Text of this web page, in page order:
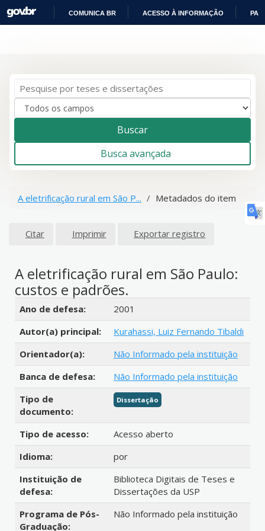
COMUNICA BR ACESSO À INFORMAÇÃO
Buscar
Busca avançada
A eletrificação rural em São P... Metadados do item
Citar Imprimir Exportar registro
A eletrificação rural em São Paulo:
custos e padrões.
Detalhes bibliográficos
Ano de defesa:
2001
Autor(a) principal:
Kurahassi, Luiz Fernando Tibaldi
Orientador(a):
Não Informado pela instituição
Banca de defesa:
Não Informado pela instituição
Tipo de
documento:
Dissertação
Tipo de acesso:
Acesso aberto
Idioma:
por
Instituição de
defesa:
Biblioteca Digitais de Teses e
Dissertações da USP
Programa de Pós-
Graduação:
Não Informado pela instituição